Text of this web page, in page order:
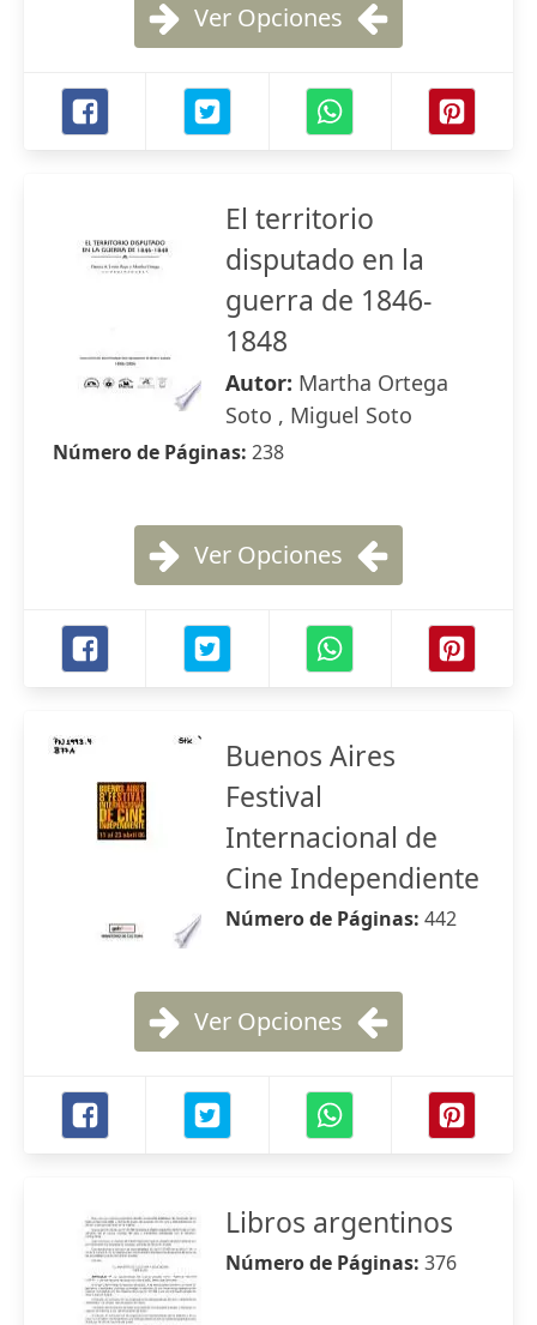
Ver Opciones
El territorio
disputado en la
guerra de 1846-
1848
Autor: Martha Ortega
Soto , Miguel Soto
Número de Páginas: 238
Ver Opciones
Buenos Aires
Festival
Internacional de
Cine Independiente
Número de Páginas: 442
Ver Opciones
Libros argentinos
Número de Páginas: 376